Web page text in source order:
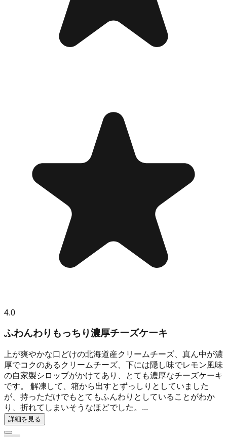
4.0
ふわんわりもっちり濃厚チーズケーキ
上が爽やかな口どけの北海道産クリームチーズ、真ん中が濃
厚でコクのあるクリームチーズ、下には隠し味でレモン風味
の自家製シロップがかけてあり、とても濃厚なチーズケーキ
です。 解凍して、箱から出すとずっしりとしていました
が、持っただけでもとてもふんわりとしていることがわか
り、折れてしまいそうなほどでした。...
詳細を見る